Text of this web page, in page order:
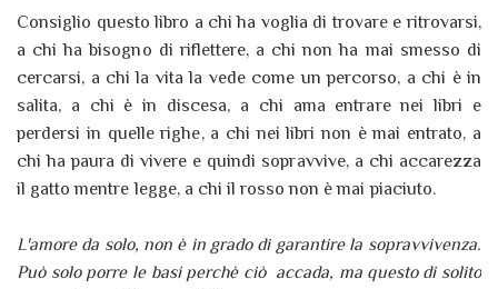
Consiglio questo libro a chi ha voglia di trovare e ritrovarsi,
a chi ha bisogno di riflettere, a chi non ha mai smesso di
cercarsi, a chi la vita la vede come un percorso, a chi è in
salita, a chi è in discesa, a chi ama entrare nei libri e
perdersi in quelle righe, a chi nei libri non è mai entrato, a
chi ha paura di vivere e quindi sopravvive, a chi accarezza
il gatto mentre legge, a chi il rosso non è mai piaciuto.
L'amore da solo, non è in grado di garantire la sopravvivenza.
Può solo porre le basi perchè ciò accada, ma questo di solito